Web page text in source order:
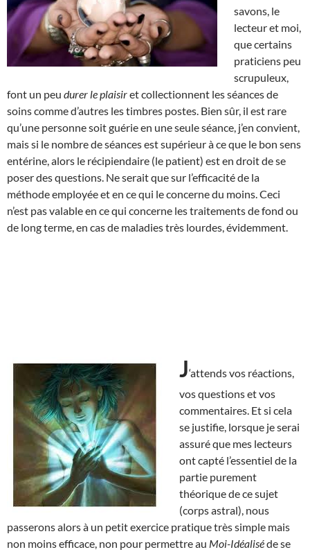
savons, le
lecteur et moi,
que certains
praticiens peu
scrupuleux,
font un peu durer le plaisiret collectionnent les séances de
soins comme d’autres les timbres postes. Bien sûr, il est rare
qu’une personne soit guérie en une seule séance, j’en convient,
mais si le nombre de séances est supérieur à ce que le bon sens
entérine, alors le récipiendaire (le patient) est en droit de se
poser des questions. Ne serait que sur l’efficacité de la
méthode employée et en ce qui le concerne du moins. Ceci
n’est pas valable en ce qui concerne les traitements de fond ou
de long terme, en cas de maladies très lourdes, évidemment.
J‘attends vos réactions,
vos questions et vos
commentaires. Et si cela
se justifie, lorsque je serai
assuré que mes lecteurs
ont capté l’essentiel de la
partie purement
théorique de ce sujet
(corps astral), nous
passerons alors à un petit exercice pratique très simple mais
non moins efficace, non pour permettre au Moi-Idéaliséde se